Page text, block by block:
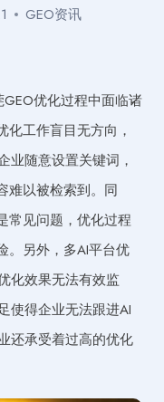
GEO资讯
优化过程中面临诸
化工作盲目无方向，
业随意设置关键词，
难以被检索到。同
常见问题，优化过程
。另外，多AI平台优
化效果无法有效监
使得企业无法跟进AI
还承受着过高的优化